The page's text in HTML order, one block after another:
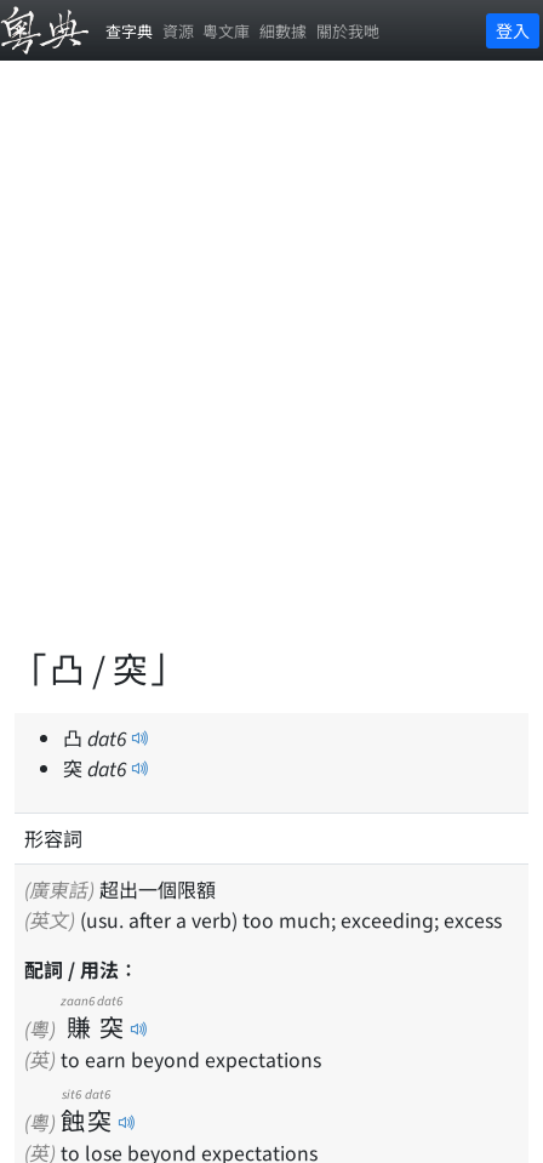
查字典 資源 粵文庫 細數據 關於我哋 登入
「凸 / 突」
凸 dat6
突 dat6
形容詞
(廣東話) 超出一個限額
(英文) (usu. after a verb) too much; exceeding; excess
配詞 / 用法：
(粵) 賺
zaan6
突
dat6
(英) to earn beyond expectations
(粵) 蝕
sit6
突
dat6
(英) to lose beyond expectations